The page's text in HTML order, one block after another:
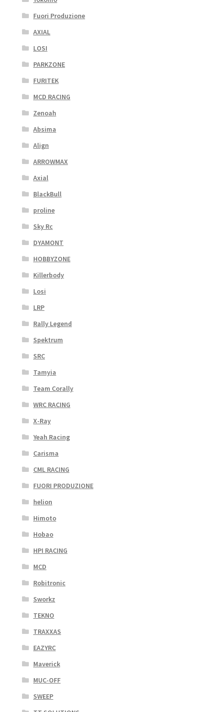
Fuori Produzione
AXIAL
LOSI
PARKZONE
FURITEK
MCD RACING
Zenoah
Absima
Align
ARROWMAX
Axial
BlackBull
proline
Sky Rc
DYAMONT
HOBBYZONE
Killerbody
Losi
LRP
Rally Legend
Spektrum
SRC
Tamyia
Team Corally
WRC RACING
X-Ray
Yeah Racing
Carisma
CML RACING
FUORI PRODUZIONE
helion
Himoto
Hobao
HPI RACING
MCD
Robitronic
Sworkz
TEKNO
TRAXXAS
EAZYRC
Maverick
MUC-OFF
SWEEP